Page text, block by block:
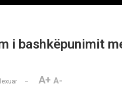
i bashkëpunimit
A+ A-